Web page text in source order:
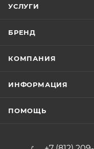
УСЛУГИ
БРЕНД
КОМПАНИЯ
ИНФОРМАЦИЯ
ПОМОЩЬ